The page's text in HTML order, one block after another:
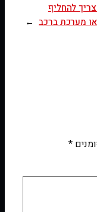
להחליף
מערכת ברכב →
*